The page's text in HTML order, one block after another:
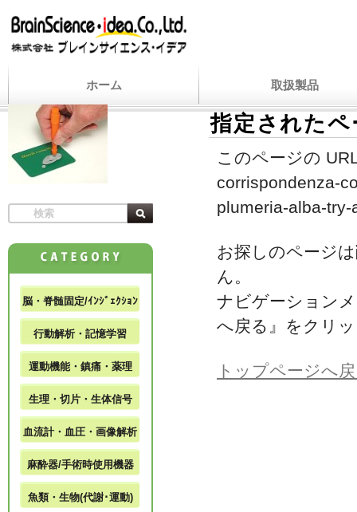
ホーム 取扱製品
指定された
このページの
corrispondenza-
plumeria-alba-
お探しのページ
ん。
ナビゲーション
へ戻る』をクリ
トップページへ
脳・脊髄固定/ｲﾝｼﾞｪｸｼｮﾝ
行動解析・記憶学習
運動機能・鎮痛・薬理
生理・切片・生体信号
血流計・血圧・画像解析
麻酔器/手術時使用機器
魚類・生物(代謝･運動)